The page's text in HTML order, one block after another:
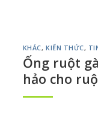
KHÁC,KIẾN THỨC,
Ống ruột
hảo cho